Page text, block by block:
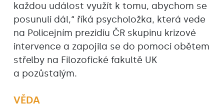
každou událost využít k tomu, abychom se
posunuli dál,“ říká psycholožka, která vede
na Policejním prezidiu ČR skupinu krizové
intervence a zapojila se do pomoci obětem
střelby na Filozofické fakultě UK
a pozůstalým.
VĚDA